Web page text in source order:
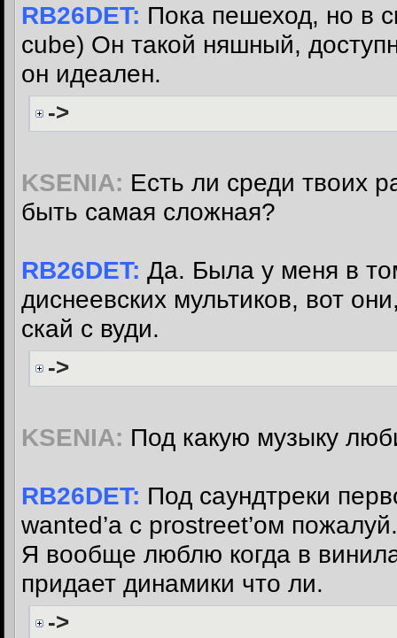
RB26DET: Пока пешеход, но в
cube) Он такой няшный,
он идеален.
->
KSENIA: Есть ли среди твоих
быть самая сложная?
RB26DET: Да. Была у меня в
диснеевских мультиков, вот
скай с вуди.
->
KSENIA: Под какую музыку
RB26DET: Под саундтреки
wanted’а с prostreet’ом
Я вообще люблю когда в
придает динамики что ли.
->